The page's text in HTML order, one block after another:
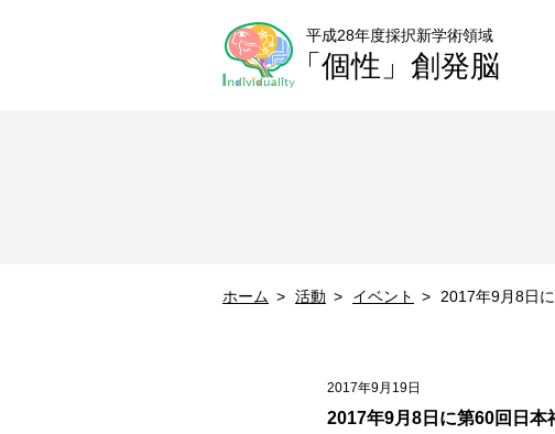
平成28年度採択新学術領域
「個性」創発脳
ホーム 活動 イベント 2017年9月8日
2017年9月19日
2017年9月8日に第60回日本